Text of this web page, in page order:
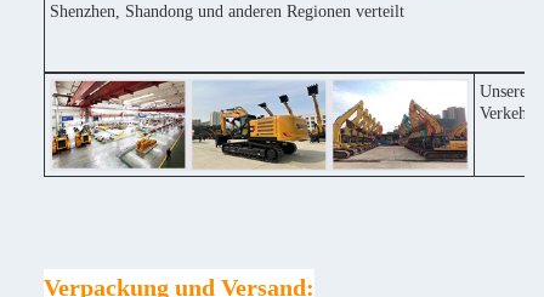
Shenzhen, Shandong und anderen Regionen verteilt
Unsere
Verpackung und Versand: